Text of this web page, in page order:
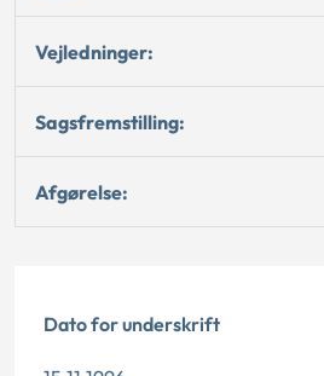
Vejledninger:
Sagsfremstilling:
Afgørelse:
Dato for underskrift